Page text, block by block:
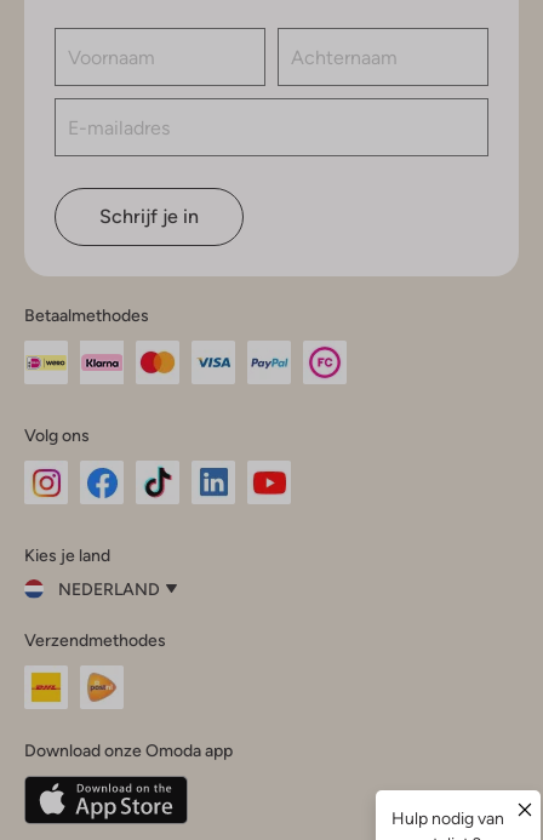
Schrijf je in
Betaalmethodes
Volg ons
InstagramFacebook
Kies je land
NEDERLAND
je
land
Nederland
Belgique(Français)
Deutschland
Verzendmethodes
Download onze Omoda app